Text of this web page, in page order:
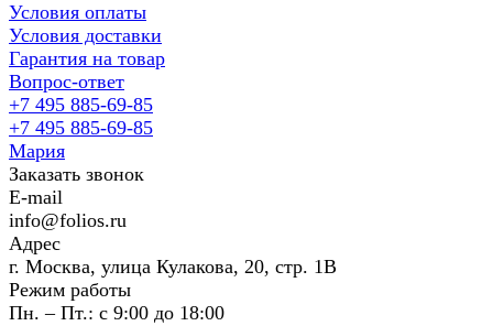
Условия оплаты
Условия доставки
Гарантия на товар
Вопрос-ответ
+7 495 885-69-85
+7 495 885-69-85
Мария
Заказать звонок
E-mail
info@folios.ru
Адрес
г. Москва, улица Кулакова, 20, стр. 1В
Режим работы
Пн. – Пт.: с 9:00 до 18:00